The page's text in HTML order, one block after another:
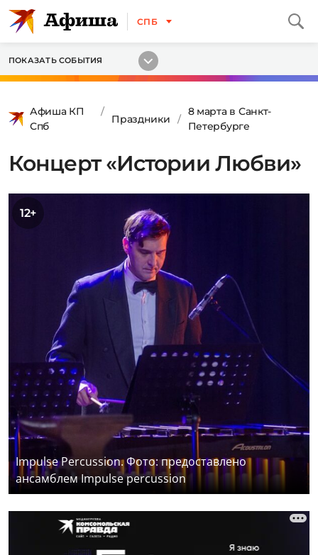
СПБ
ПОКАЗАТЬ СОБЫТИЯ
Афиша КП
Спб
Праздники
8 марта в Санкт-
Петербурге
Концерт «Истории Любви»
12+
Impulse Percussion. Фото: предоставлено
ансамблем Impulse percussion